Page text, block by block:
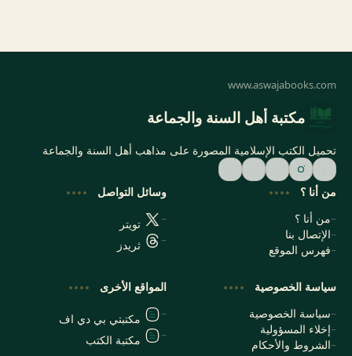
مكتبة أهل السنة والجماعة
تحميل الكتب الإسلامية المصورة على مذاهب أهل السنة والجماعة
من أنا ؟
من أنا ؟
الإتصال بنا
فهرس الموقع
وسائل التواصل
تويتر
ثريدز
سياسة الخصوصية
سياسة الخصوصية
إخلاء المسؤولية
الشروط والأحكام
المواقع الأخرى
مكتبتي بي دي اف
مكتبة الكتب